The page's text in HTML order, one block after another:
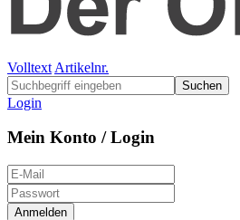
Volltext Artikelnr.
Suchen
Login
Mein Konto / Login